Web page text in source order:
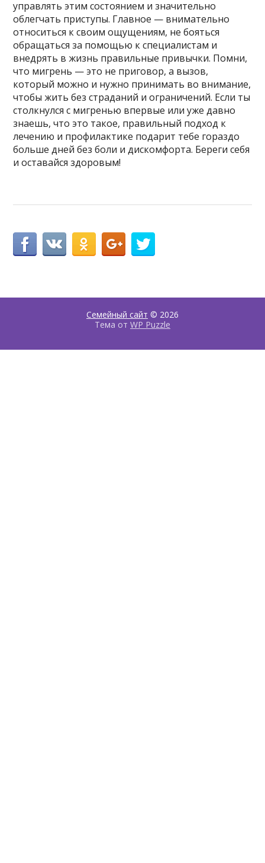
управлять этим состоянием и значительно
облегчать приступы. Главное — внимательно
относиться к своим ощущениям, не бояться
обращаться за помощью к специалистам и
внедрять в жизнь правильные привычки. Помни,
что мигрень — это не приговор, а вызов,
который можно и нужно принимать во внимание,
чтобы жить без страданий и ограничений. Если ты
столкнулся с мигренью впервые или уже давно
знаешь, что это такое, правильный подход к
лечению и профилактике подарит тебе гораздо
больше дней без боли и дискомфорта. Береги себя
и оставайся здоровым!
Семейный сайт © 2026
Тема от WP Puzzle